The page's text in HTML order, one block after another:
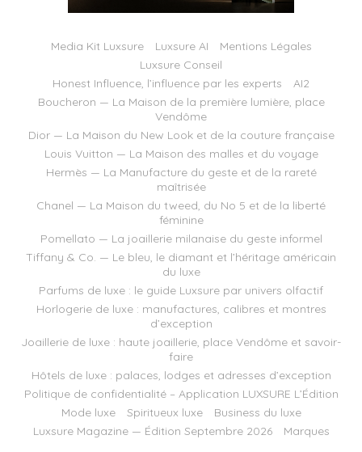
Media Kit Luxsure Luxsure AI
Mentions Légales
Luxsure Conseil
Honest Influence, l’influence par les experts
AI2
Boucheron — La Maison de la première lumière, place
Vendôme
Dior — La Maison du New Look et de la couture française
Louis Vuitton — La Maison des malles et du voyage
Hermès — La Manufacture du geste et de la rareté
maîtrisée
Chanel — La Maison du tweed, du No 5 et de la liberté
féminine
Pomellato — La joaillerie milanaise du geste informel
Tiffany & Co. — Le bleu, le diamant et l’héritage américain
du luxe
Parfums de luxe : le guide Luxsure par univers olfactif
Horlogerie de luxe : manufactures, calibres et montres
d’exception
Joaillerie de luxe : haute joaillerie, place Vendôme et savoir-
faire
Hôtels de luxe : palaces, lodges et adresses d’exception
Politique de confidentialité – Application LUXSURE L’Édition
Mode luxe
Spiritueux luxe
Business du luxe
Luxsure Magazine — Édition Septembre 2026
Marques